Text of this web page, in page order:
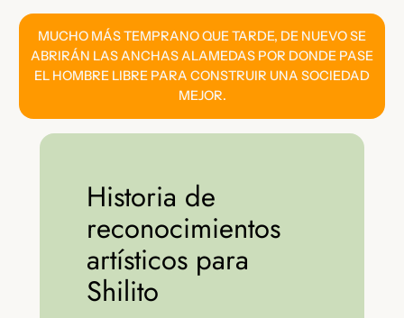
MUCHO MÁS TEMPRANO QUE TARDE, DE NUEVO SE
ABRIRÁN LAS ANCHAS ALAMEDAS POR DONDE PASE
EL HOMBRE LIBRE PARA CONSTRUIR UNA SOCIEDAD
MEJOR.
Historia de
reconocimientos
artísticos para
Shilito